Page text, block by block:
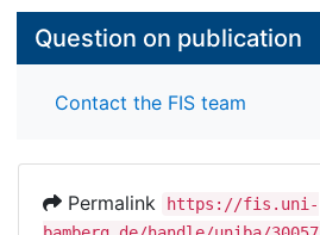
Question on publication
Contact the FIS team
Permalink
https://fis.uni-